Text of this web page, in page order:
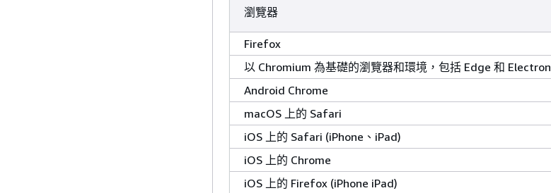
瀏覽器
Firefox
以 Chromium 為基礎的瀏覽器和環境，包括 Edge 和 Electron
Android Chrome
macOS 上的 Safari
iOS 上的 Safari (iPhone、iPad)
iOS 上的 Chrome
iOS 上的 Firefox (iPhone iPad)